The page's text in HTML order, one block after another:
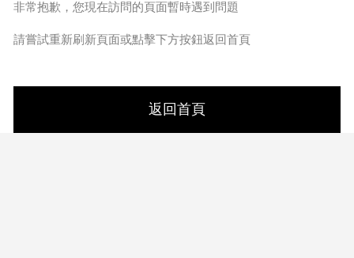
非常抱歉，您現在訪問的頁面暫時遇到問題
請嘗試重新刷新頁面或點擊下方按鈕返回首頁
返回首頁